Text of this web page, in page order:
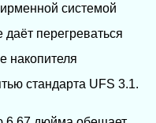
системой
перегреваться
накопителя
стандарта UFS 3.1.